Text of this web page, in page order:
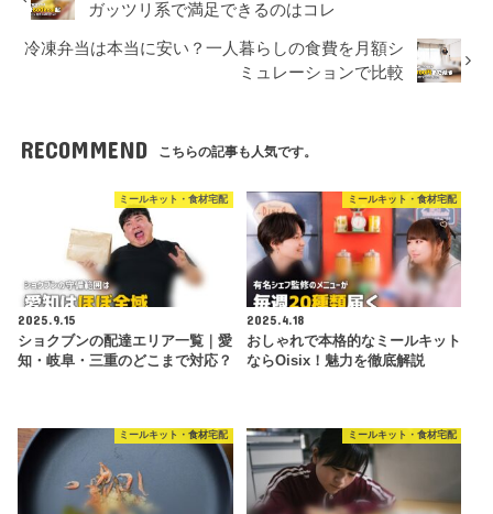
ガッツリ系で満足できるのはコレ
冷凍弁当は本当に安い？一人暮らしの食費を月額シ
ミュレーションで比較
RECOMMEND こちらの記事も人気です。
ミールキット・食材宅配
2025.9.15
ショクブンの配達エリア一覧｜愛
知・岐阜・三重のどこまで対応？
ミールキット・食材宅配
2025.4.18
おしゃれで本格的なミールキット
ならOisix！魅力を徹底解説
ミールキット・食材宅配 ミールキット・食材宅配